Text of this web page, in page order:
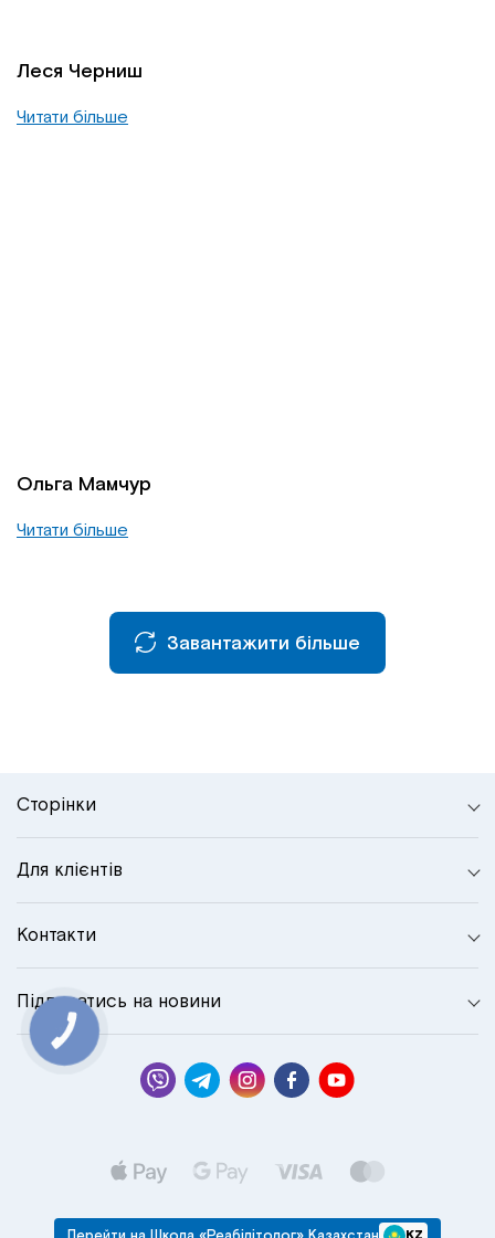
Леся Черниш
Читати більше
Ольга Мамчур
Читати більше
Завантажити більше
Сторінки
Для клієнтів
Контакти
Підписатись на новини
КНОПКА
СВЯЗИ